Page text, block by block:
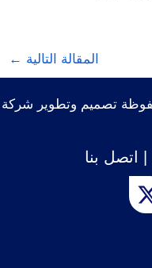
المقالة التالية ←
اتصل بنا